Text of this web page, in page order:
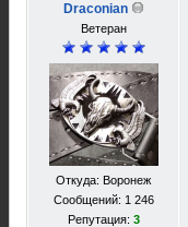
Draconian
Ветеран
Откуда: Воронеж
Сообщений: 1 246
Репутация: 3